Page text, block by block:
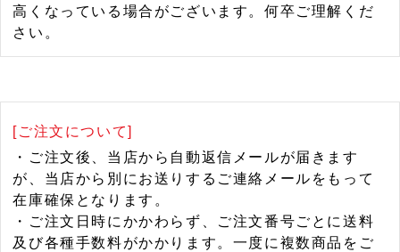
高くなっている場合がございます。何卒ご理解くだ
さい。
[ご注文について]
・ご注文後、当店から自動返信メールが届きます
が、当店から別にお送りするご連絡メールをもって
在庫確保となります。
・ご注文日時にかかわらず、ご注文番号ごとに送料
及び各種手数料がかかります。一度に複数商品をご